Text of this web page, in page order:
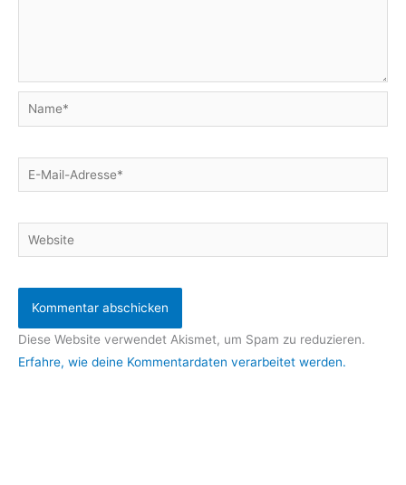
Name*
E-
Mail-
Website
Diese Website verwendet Akismet, um Spam zu reduzieren.
Erfahre, wie deine Kommentardaten verarbeitet werden.